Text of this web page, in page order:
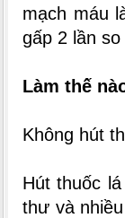
mạch máu
gấp 2 lần
Làm thế
Không hút
Hút thuốc
thư và